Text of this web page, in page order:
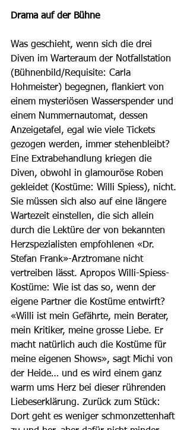
Drama auf der Bühne
Was geschieht, wenn sich die drei
Diven im Warteraum der Notfallstation
(Bühnenbild/Requisite: Carla
Hohmeister) begegnen, flankiert von
einem mysteriösen Wasserspender und
einem Nummernautomat, dessen
Anzeigetafel, egal wie viele Tickets
gezogen werden, immer stehenbleibt?
Eine Extrabehandlung kriegen die
Diven, obwohl in glamouröse Roben
gekleidet (Kostüme: Willi Spiess), nicht.
Sie müssen sich also auf eine längere
Wartezeit einstellen, die sich allein
durch die Lektüre der von bekannten
Herzspezialisten empfohlenen «Dr.
Stefan Frank»-Arztromane nicht
vertreiben lässt. Apropos Willi-Spiess-
Kostüme: Wie ist das so, wenn der
eigene Partner die Kostüme entwirft?
«Willi ist mein Gefährte, mein Berater,
mein Kritiker, meine grosse Liebe. Er
macht natürlich auch die Kostüme für
meine eigenen Shows», sagt Michi von
der Heide… und es wird einem ganz
warm ums Herz bei dieser rührenden
Liebeserklärung. Zurück zum Stück:
Dort geht es weniger schmonzettenhaft